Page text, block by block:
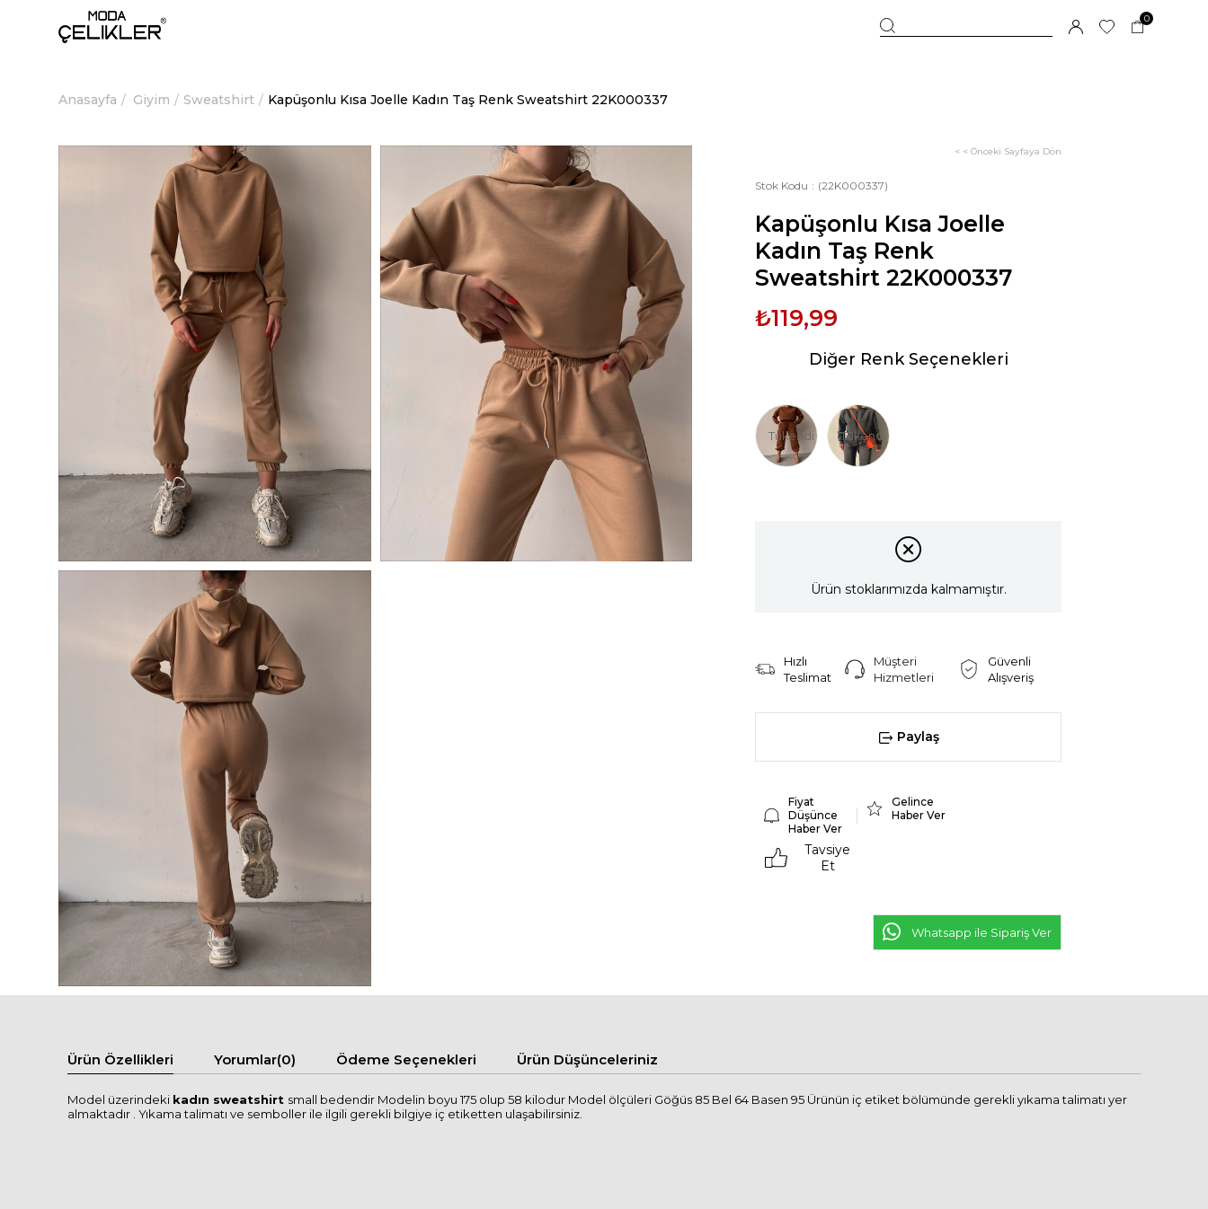
0
Anasayfa Giyim Sweatshirt Kapüşonlu Kısa Joelle Kadın Taş Renk Sweatshirt 22K000337
< < Önceki Sayfaya Dön
Stok Kodu (22K000337)
Kapüşonlu Kısa Joelle
Kadın Taş Renk
Sweatshirt 22K000337
₺119,99
Diğer Renk Seçenekleri
Tükendi Tükendi
Ürün stoklarımızda kalmamıştır.
Hızlı
Teslimat
Müşteri
Hizmetleri
Güvenli
Alışveriş
Paylaş
Fiyat
Düşünce
Haber Ver
Gelince
Haber Ver
Tavsiye
Et
Whatsapp ile Sipariş Ver
Ürün Özellikleri Yorumlar(0) Ödeme Seçenekleri Ürün Düşünceleriniz
Model üzerindeki kadın sweatshirt small bedendir Modelin boyu 175 olup 58 kilodur Model ölçüleri Göğüs 85 Bel 64 Basen 95 Ürünün iç etiket bölümünde gerekli yıkama talimatı yer
almaktadır . Yıkama talimatı ve semboller ile ilgili gerekli bilgiye iç etiketten ulaşabilirsiniz.